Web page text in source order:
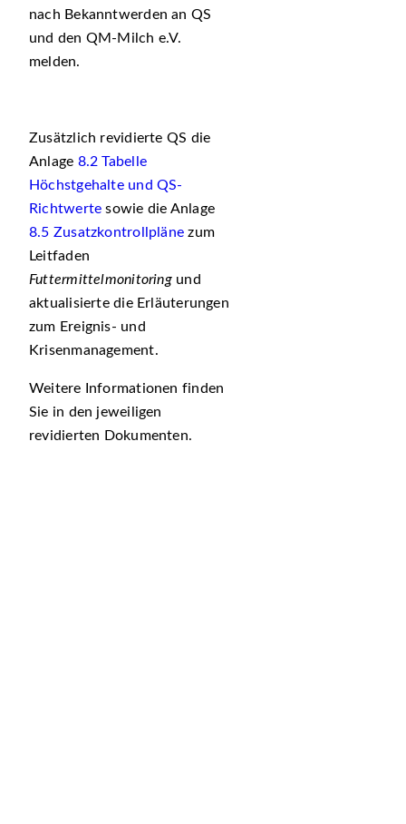
nach Bekanntwerden an QS
und den QM-Milch e.V.
melden.
Zusätzlich revidierte QS die
Anlage 8.2 Tabelle
Höchstgehalte und QS-
Richtwerte sowie die Anlage
8.5 Zusatzkontrollpläne zum
Leitfaden
Futtermittelmonitoringund
aktualisierte die Erläuterungen
zum Ereignis- und
Krisenmanagement.
Weitere Informationen finden
Sie in den jeweiligen
revidierten Dokumenten.